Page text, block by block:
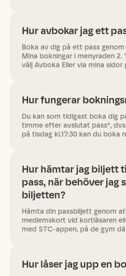
Hur avbokar jag ett
Boka av dig på ett pass genom
Mina bokningar i menyraden
välj Avboka Eller via mina sidor
Hur fungerar
Du kan som tidigast boka dig
timme efter avslutat pass*,
på tisdag kl.17:30 kan du boka
Hur hämtar jag biljett
pass, när behöver jag
biljetten?
Hämta din passbiljett genom
medlemskort vid kortläsaren
med STC-appen, på de gym
Hur låser jag upp en